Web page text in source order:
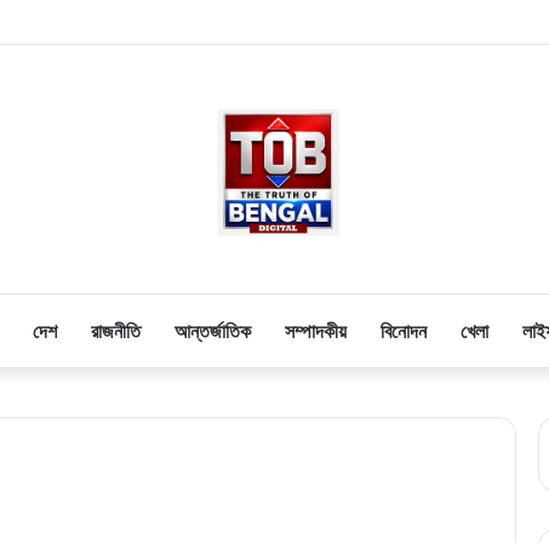
দেশ রাজনীতি আন্তর্জাতিক সম্পাদকীয় বিনোদন খেলা